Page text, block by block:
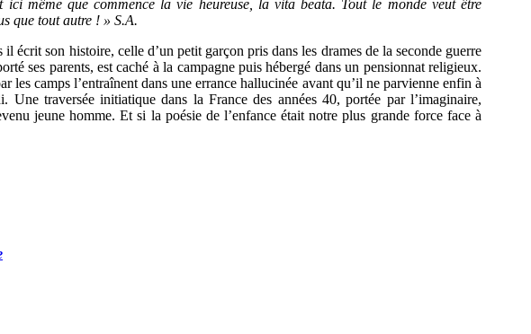
ici même que commence la vie heureuse, la vita beata. Tout le monde veut être
que tout autre ! » S.A.
écrit son histoire, celle d’un petit garçon pris dans les drames de la seconde guerre
ses parents, est caché à la campagne puis hébergé dans un pensionnat religieux.
les camps l’entraînent dans une errance hallucinée avant qu’il ne parvienne enfin à
Une traversée initiatique dans la France des années 40, portée par l’imaginaire,
jeune homme. Et si la poésie de l’enfance était notre plus grande force face à